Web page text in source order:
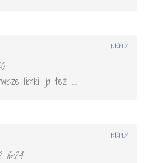
listki, ja też ….
REPLY
16:24
REPLY